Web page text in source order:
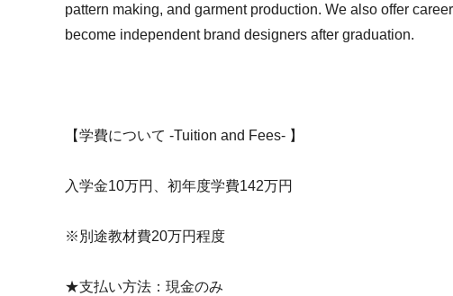
pattern making, and garment production. We also offer
become independent brand designers after graduation.
【学費について -Tuition and Fees- 】
入学金10万円、初年度学費142万円
※別途教材費20万円程度
★支払い方法：現金のみ